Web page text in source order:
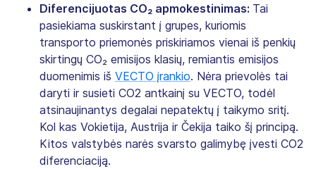
Diferencijuotas CO₂ apmokestinimas: Tai
pasiekiama suskirstant į grupes, kuriomis
transporto priemonės priskiriamos vienai iš penkių
skirtingų CO₂ emisijos klasių, remiantis emisijos
duomenimis iš VECTO įrankio. Nėra prievolės tai
daryti ir susieti CO2 antkainį su VECTO, todėl
atsinaujinantys degalai nepatektų į taikymo sritį.
Kol kas Vokietija, Austrija ir Čekija taiko šį principą.
Kitos valstybės narės svarsto galimybę įvesti CO2
diferenciaciją.